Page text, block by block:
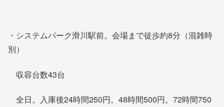
・システムパーク滑川駅前。会場まで徒歩約8分（混雑時
別）
収容台数43台
全日。入庫後24時間250円。48時間500円。72時間750